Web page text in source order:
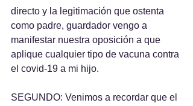
directo y la legitimación que ostenta
como padre, guardador vengo a
manifestar nuestra oposición a que
aplique cualquier tipo de vacuna contra
el covid-19 a mi hijo.
SEGUNDO: Venimos a recordar que el